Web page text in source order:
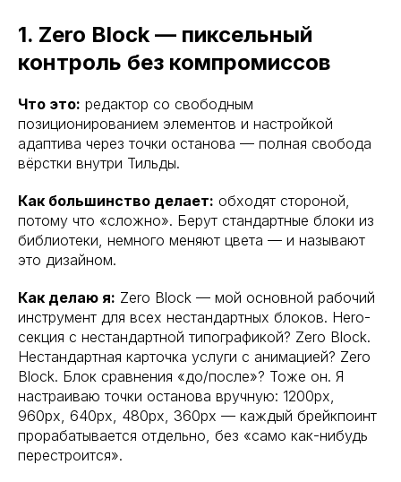
1. Zero Block — пиксельный
контроль без компромиссов
Что это: редактор со свободным
позиционированием элементов и настройкой
адаптива через точки останова — полная свобода
вёрстки внутри Тильды.
Как большинство делает: обходят стороной,
потому что «сложно». Берут стандартные блоки из
библиотеки, немного меняют цвета — и называют
это дизайном.
Как делаю я: Zero Block — мой основной рабочий
инструмент для всех нестандартных блоков. Hero-
секция с нестандартной типографикой? Zero Block.
Нестандартная карточка услуги с анимацией? Zero
Block. Блок сравнения «до/после»? Тоже он. Я
настраиваю точки останова вручную: 1200px,
960px, 640px, 480px, 360px — каждый брейкпоинт
прорабатывается отдельно, без «само как-нибудь
перестроится».